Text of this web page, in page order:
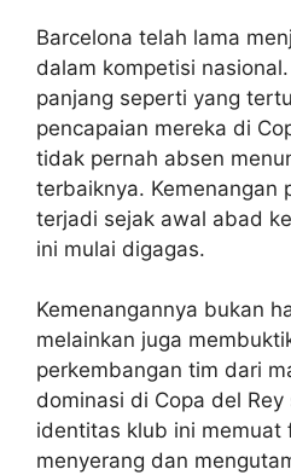
Barcelona telah lama
dalam kompetisi
panjang seperti yang
pencapaian mereka di
tidak pernah absen
terbaiknya. Kemenangan
terjadi sejak awal abad
ini mulai digagas.
Kemenangannya bukan
melainkan juga
perkembangan tim dari
dominasi di Copa del
identitas klub ini memuat
menyerang dan